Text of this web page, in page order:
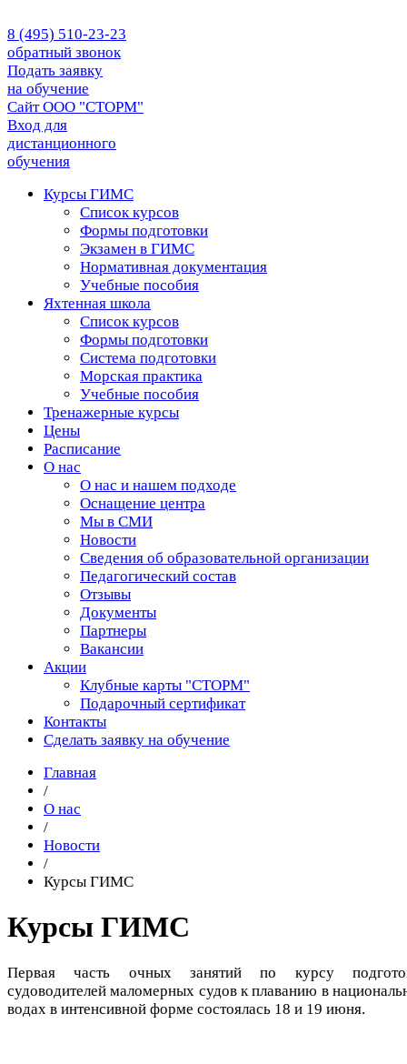
8 (495) 510-23-23
обратный звонок
Подать заявку
на обучение
Сайт ООО "СТОРМ"
Вход для
дистанционного
обучения
Курсы ГИМС
Список курсов
Формы подготовки
Экзамен в ГИМС
Нормативная документация
Учебные пособия
Яхтенная школа
Список курсов
Формы подготовки
Cистема подготовки
Морская практика
Учебные пособия
Тренажерные курсы
Цены
Расписание
О нас
О нас и нашем подходе
Оснащение центра
Мы в СМИ
Новости
Сведения об образовательной организации
Педагогический состав
Отзывы
Документы
Партнеры
Вакансии
Акции
Клубные карты "СТОРМ"
Подарочный сертификат
Контакты
Сделать заявку на обучение
Главная
/
О нас
/
Новости
/
Курсы ГИМС
Курсы ГИМС
Первая часть очных занятий по курсу
судоводителей маломерных судов к плаванию в
водах в интенсивной форме состоялась 18 и 19 июня.